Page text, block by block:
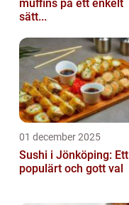
muffins på ett enkelt
sätt...
01 december 2025
Sushi i Jönköping: Ett
populärt och gott val